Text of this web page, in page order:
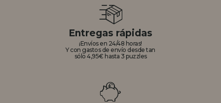
Entregas rápidas
¡Envíos en 24/48 horas!
Y con gastos de envío desde tan
sólo 4,95€ hasta 3 puzzles